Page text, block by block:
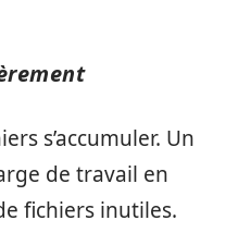
s’accumuler. Un
de travail en
fichiers inutiles.